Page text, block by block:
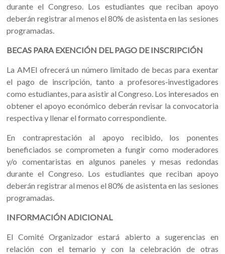
durante el Congreso. Los estudiantes que reciban apoyo
deberán registrar al menos el 80% de asistenta en las sesiones
programadas.
BECAS PARA EXENCIÓN DEL PAGO DE INSCRIPCIÓN
La AMEI ofrecerá un número limitado de becas para exentar
el pago de inscripción, tanto a profesores‐investigadores
como estudiantes, para asistir al Congreso. Los interesados en
obtener el apoyo económico deberán revisar la convocatoria
respectiva y llenar el formato correspondiente.
En contraprestación al apoyo recibido, los ponentes
beneficiados se comprometen a fungir como moderadores
y/o comentaristas en algunos paneles y mesas redondas
durante el Congreso. Los estudiantes que reciban apoyo
deberán registrar al menos el 80% de asistenta en las sesiones
programadas.
INFORMACIÓN ADICIONAL
El Comité Organizador estará abierto a sugerencias en
relación con el temario y con la celebración de otras